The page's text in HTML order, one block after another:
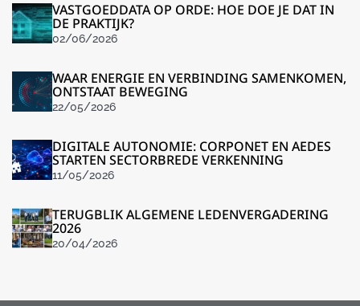
VASTGOEDDATA OP ORDE: HOE DOE JE DAT IN
DE PRAKTIJK?
02/06/2026
WAAR ENERGIE EN VERBINDING SAMENKOMEN,
ONTSTAAT BEWEGING
22/05/2026
DIGITALE AUTONOMIE: CORPONET EN AEDES
STARTEN SECTORBREDE VERKENNING
11/05/2026
TERUGBLIK ALGEMENE LEDENVERGADERING
2026
20/04/2026